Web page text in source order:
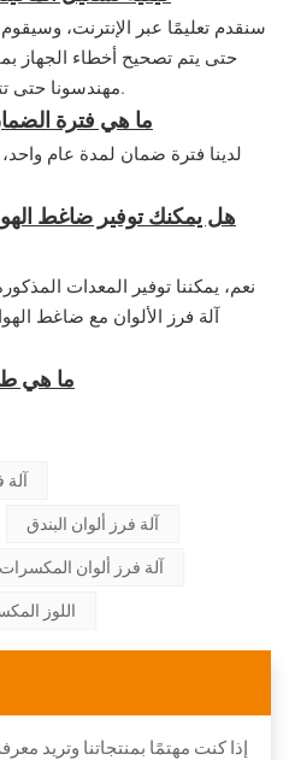
سنقدم تعليمًا عبر الإنترنت،
حتى يتم تصحيح أخطاء الجهاز
مهندسونا حتى تتمكن من تشغيل الماكينة بكفاءة.
ما هي فترة
لدينا فترة ضمان لمدة عام
نعم، يمكننا توفير المعدات
آلة فرز الألوان مع ضاغط
ما هي
آلة
آلة فرز ألوان البندق
آلة فرز ألوان المكسرات
اللوز
إذا كنت مهتمًا بمنتجاتنا وتريد